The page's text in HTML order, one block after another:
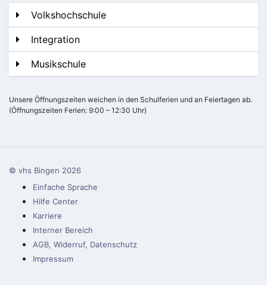
Volkshochschule
Integration
Musikschule
Unsere Öffnungszeiten weichen in den Schulferien und an Feiertagen ab.
(Öffnungszeiten Ferien: 9:00 – 12:30 Uhr)
© vhs Bingen 2026
Einfache Sprache
Hilfe Center
Karriere
Interner Bereich
AGB, Widerruf, Datenschutz
Impressum